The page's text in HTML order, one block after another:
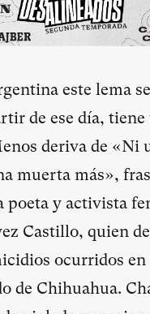
este lema
de ese día,
deriva de «Ni
muerta más»,
poeta y activista
Castillo, quien
ocurridos en
de Chihuahua.